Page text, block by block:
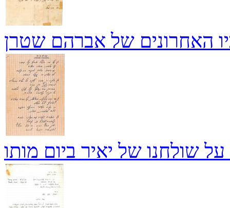
האחרונים של אברהם שטרן
שולחנו של יאיר ביום מותו